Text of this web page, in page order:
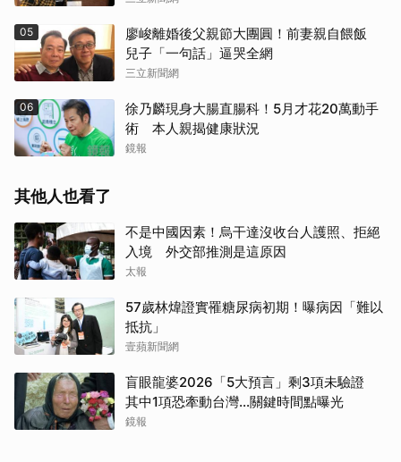
05
廖峻離婚後父親節大團圓！前妻親自餵飯
兒子「一句話」逼哭全網
三立新聞網
06
徐乃麟現身大腸直腸科！5月才花20萬動手
術 本人親揭健康狀況
鏡報
其他人也看了
不是中國因素！烏干達沒收台人護照、拒絕
入境 外交部推測是這原因
太報
57歲林煒證實罹糖尿病初期！曝病因「難以
抵抗」
壹蘋新聞網
盲眼龍婆2026「5大預言」剩3項未驗證
其中1項恐牽動台灣...關鍵時間點曝光
鏡報